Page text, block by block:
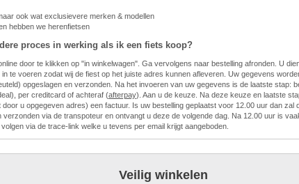
ook wat exclusievere merken & modellen
hebben we herenfietsen
proces in werking als ik een fiets koop?
door te klikken op "in winkelwagen". Ga vervolgens naar bestelling afronden. U
te voeren zodat wij de fiest op het juiste adres kunnen afleveren. Uw gegevens
opgeslagen en verzonden. Na het invoeren van uw gegevens is de laatste stap:
per creditcard of achteraf (afterpay). Aan u de keuze. Na deze keuze en laatste
door u opgegeven adres) een factuur. Is uw bestelling geplaatst voor 12.00 uur dan zal
verzonden via de transpoteur en ontvangt u deze de volgende dag. Na 12.00 uur is
via de trace-link welke u tevens per email krijgt aangeboden.
Veilig winkelen